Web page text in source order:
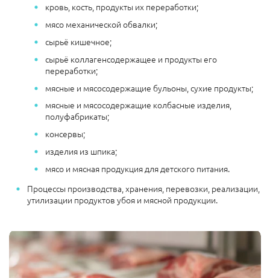
кровь, кость, продукты их переработки;
мясо механической обвалки;
сырьё кишечное;
сырьё коллагенсодержащее и продукты его
переработки;
мясные и мясосодержащие бульоны, сухие продукты;
мясные и мясосодержащие колбасные изделия,
полуфабрикаты;
консервы;
изделия из шпика;
мясо и мясная продукция для детского питания.
Процессы производства, хранения, перевозки, реализации,
утилизации продуктов убоя и мясной продукции.